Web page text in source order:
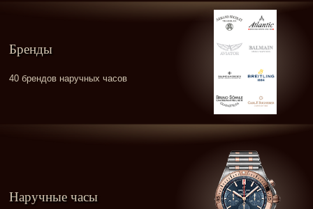
Бренды
40 брендов наручных часов
Наручные часы